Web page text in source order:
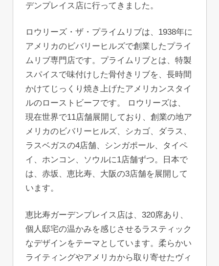
デンプレイス店に行ってきました。
ロウリーズ・ザ・プライムリブは、1938年に
アメリカのビバリーヒルズで創業したプライ
ムリブ専門店です。プライムリブとは、特製
スパイスで味付けした骨付きリブを、長時間
かけてじっくり焼き上げたアメリカンスタイ
ルのローストビーフです。 ロウリーズは、
現在世界で11店舗展開しており、創業の地ア
メリカのビバリーヒルズ、シカゴ、ダラス、
ラスベガスの4店舗、シンガポール、タイペ
イ、ホンコン、ソウルに1店舗ずつ。日本で
は、赤坂、恵比寿、大阪の3店舗を展開して
います。
恵比寿ガーデンプレイス店は、320席あり、
個人邸宅の温かみを感じさせるラスティック
なデザインをテーマとしています。柔らかい
ライティングやアメリカから取り寄せたヴィ